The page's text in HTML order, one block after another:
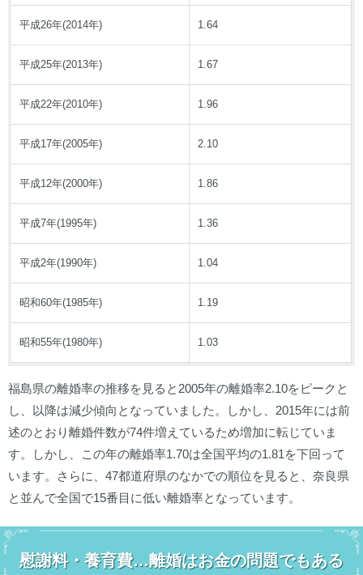
平成26年(2014年) 1.64
平成25年(2013年) 1.67
平成22年(2010年) 1.96
平成17年(2005年) 2.10
平成12年(2000年) 1.86
平成7年(1995年) 1.36
平成2年(1990年) 1.04
昭和60年(1985年) 1.19
昭和55年(1980年) 1.03
福島県の離婚率の推移を見ると2005年の離婚率2.10をピークと
し、以降は減少傾向となっていました。しかし、2015年には前
述のとおり離婚件数が74件増えているため増加に転じていま
す。しかし、この年の離婚率1.70は全国平均の1.81を下回って
います。さらに、47都道府県のなかでの順位を見ると、奈良県
と並んで全国で15番目に低い離婚率となっています。
慰謝料・養育費…離婚はお金の問題でもある